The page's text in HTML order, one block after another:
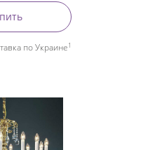
по Украине1